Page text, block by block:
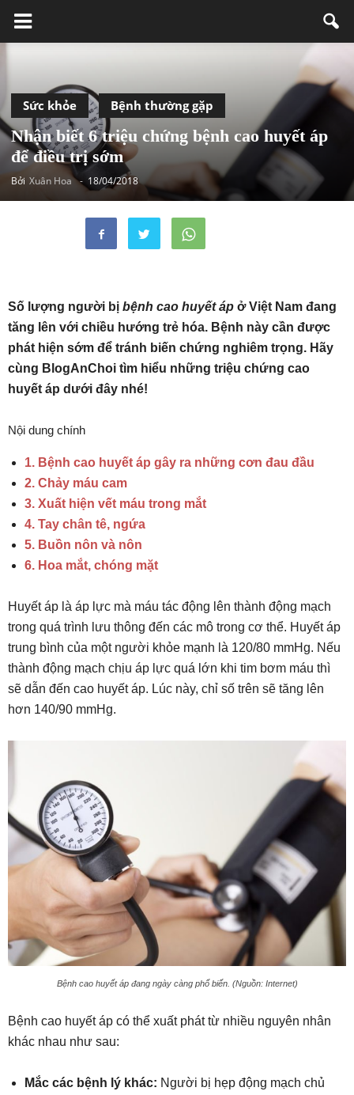
Sức khỏe Bệnh thường gặp
Nhận biết 6 triệu chứng bệnh cao huyết áp
để điều trị sớm
Bởi Xuân Hoa - 18/04/2018
Số lượng người bị bệnh cao huyết áp ở Việt Nam đang
tăng lên với chiều hướng trẻ hóa. Bệnh này cần được
phát hiện sớm để tránh biến chứng nghiêm trọng. Hãy
cùng BlogAnChoi tìm hiểu những triệu chứng cao
huyết áp dưới đây nhé!
Nội dung chính
1. Bệnh cao huyết áp gây ra những cơn đau đầu
2. Chảy máu cam
3. Xuất hiện vết máu trong mắt
4. Tay chân tê, ngứa
5. Buồn nôn và nôn
6. Hoa mắt, chóng mặt
Huyết áp là áp lực mà máu tác động lên thành động mạch
trong quá trình lưu thông đến các mô trong cơ thể. Huyết áp
trung bình của một người khỏe mạnh là 120/80 mmHg. Nếu
thành động mạch chịu áp lực quá lớn khi tim bơm máu thì
sẽ dẫn đến cao huyết áp. Lúc này, chỉ số trên sẽ tăng lên
hơn 140/90 mmHg.
Bệnh cao huyết áp đang ngày càng phổ biến. (Nguồn: Internet)
Bệnh cao huyết áp có thể xuất phát từ nhiều nguyên nhân
khác nhau như sau:
Mắc các bệnh lý khác: Người bị hẹp động mạch chủ